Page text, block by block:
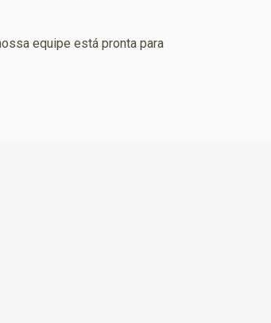
equipe está pronta para